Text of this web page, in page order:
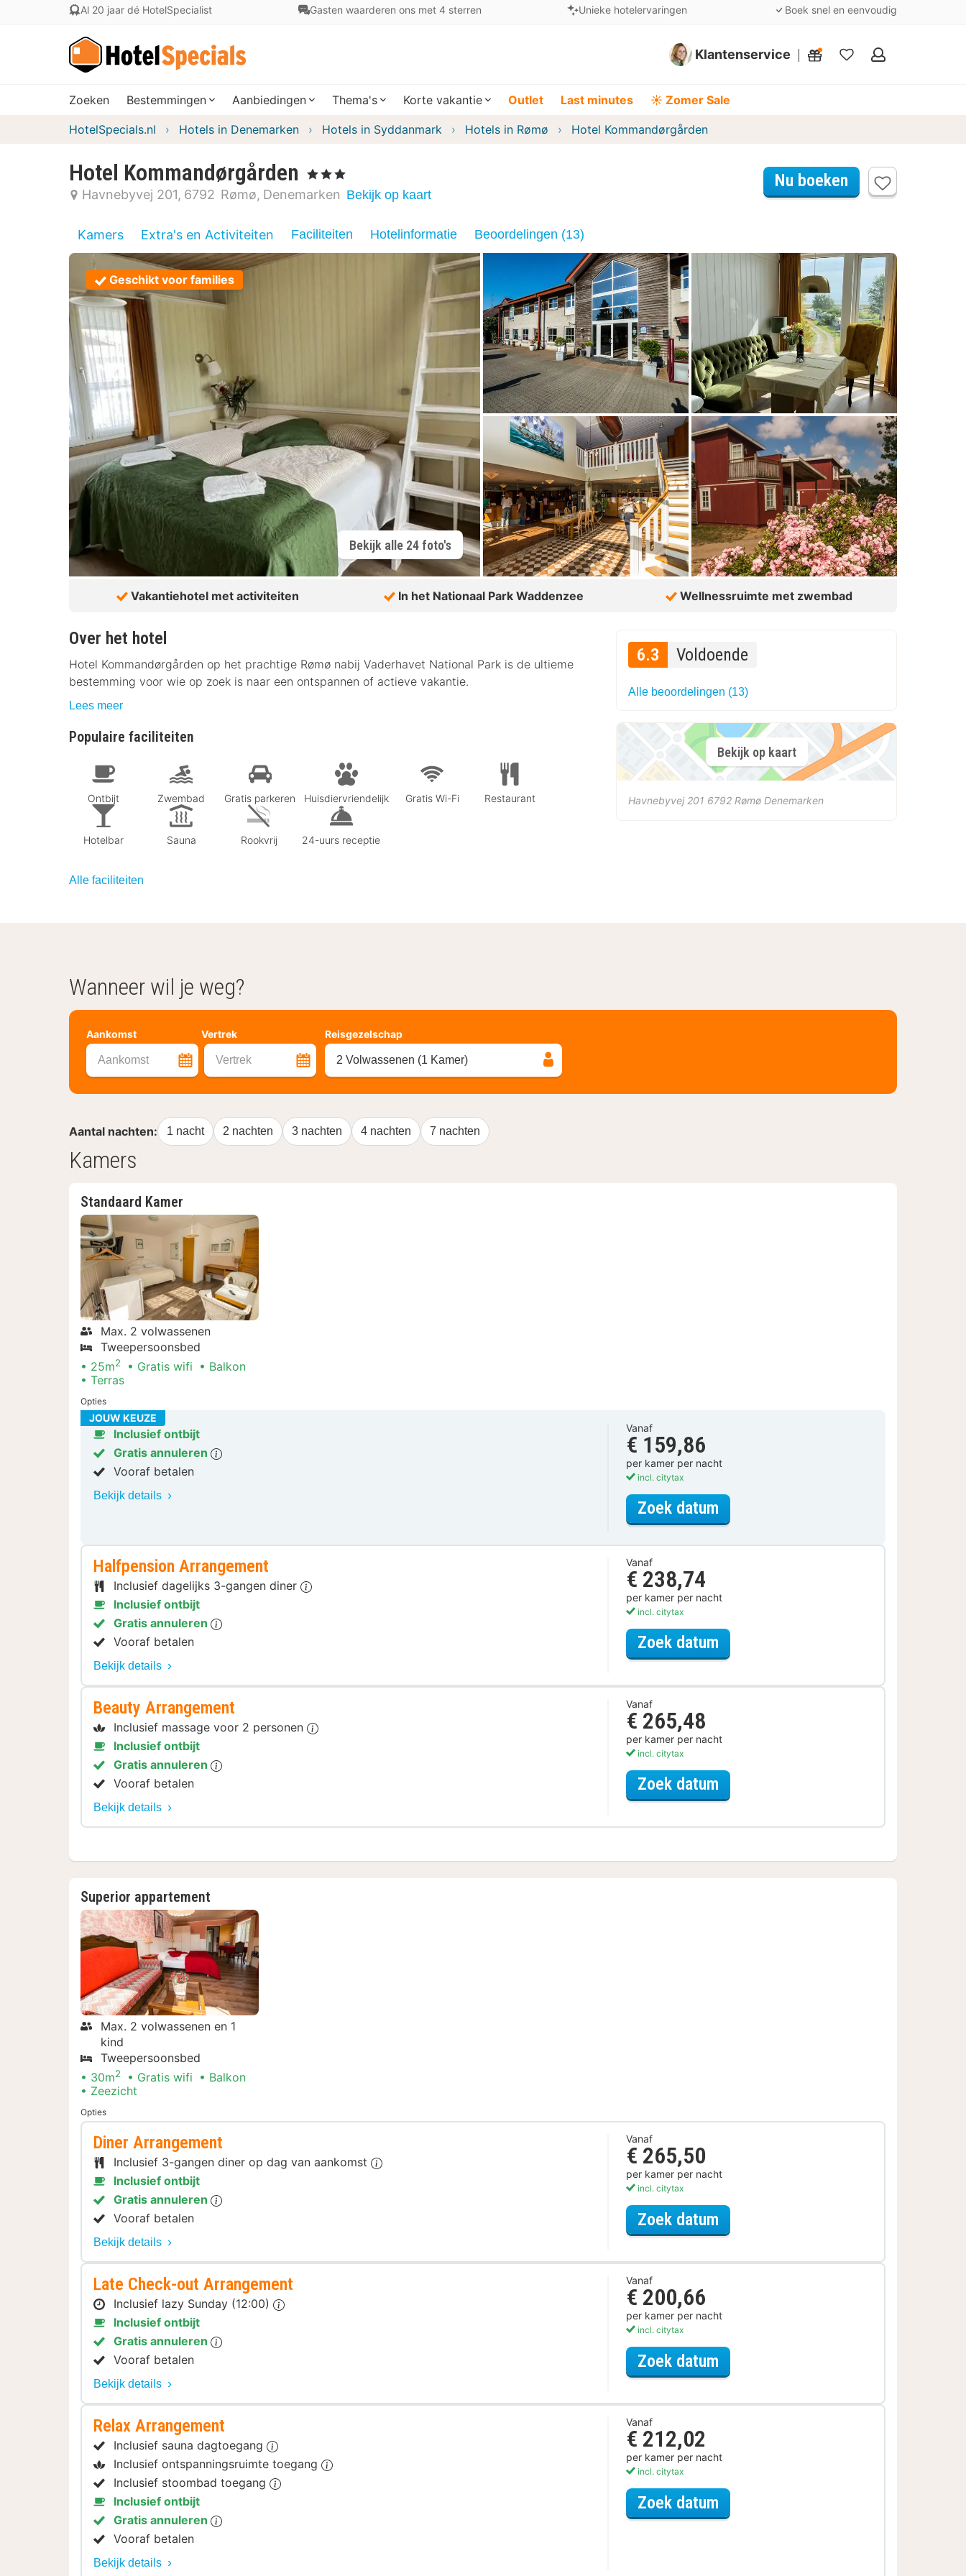
Al 20 jaar dé HotelSpecialist Gasten waarderen ons met 4 sterren Unieke hotelervaringen Boek snel en eenvoudig
Klantenservice
Mijn
Zoeken Bestemmingen Aanbiedingen Thema's Korte vakantie Outlet Last minutes ☀️ Zomer Sale
HotelSpecials.nl Hotels in Denemarken Hotels in Syddanmark Hotels in Rømø Hotel Kommandørgården
Hotel Kommandørgården , 3 Sterren
Havnebyvej 201 6792 Rømø Denemarken Bekijk op kaart
Nu boeken
Kamers Extra's en Activiteiten Faciliteiten Hotelinformatie Beoordelingen (13)
Geschikt voor families
Bekijk alle 24 foto's
Vakantiehotel met activiteiten In het Nationaal Park Waddenzee Wellnessruimte met zwembad
Over het hotel
Hotel Kommandørgården op het prachtige Rømø nabij Vaderhavet National Park is de ultieme
bestemming voor wie op zoek is naar een ontspannen of actieve vakantie.
Lees meer
Populaire faciliteiten
Ontbijt Zwembad Gratis parkeren Huisdiervriendelijk Gratis Wi-Fi Restaurant
Hotelbar Sauna Rookvrij 24-uurs receptie
Alle faciliteiten
6.3 Voldoende
Alle beoordelingen (13)
Bekijk op kaart
Havnebyvej 201 6792 Rømø Denemarken
Wanneer wil je weg?
Aankomst Vertrek
Aankomst Vertrek
Reisgezelschap
2 Volwassenen (1 Kamer)
Aantal nachten: 1 nacht 2 nachten 3 nachten 4 nachten 7 nachten
Kamers
Standaard Kamer
Max. 2 volwassenen
Tweepersoonsbed
25m2 Gratis wifi
Balkon
Terras
Opties
JOUW KEUZE
Inclusief ontbijt
Gratis annuleren
Vooraf betalen
Bekijk details
Vanaf
€ 159,86
per kamer per nacht
incl. citytax
Zoek datum
Halfpension Arrangement
Inclusief dagelijks 3-gangen diner
Inclusief ontbijt
Gratis annuleren
Vooraf betalen
Bekijk details
Vanaf
€ 238,74
per kamer per nacht
incl. citytax
Zoek datum
Beauty Arrangement
Inclusief massage voor 2 personen
Inclusief ontbijt
Gratis annuleren
Vooraf betalen
Bekijk details
Vanaf
€ 265,48
per kamer per nacht
incl. citytax
Zoek datum
Superior appartement
Max. 2 volwassenen en 1
kind
Tweepersoonsbed
30m2 Gratis wifi
Balkon
Zeezicht
Opties
Diner Arrangement
Inclusief 3-gangen diner op dag van aankomst
Inclusief ontbijt
Gratis annuleren
Vooraf betalen
Bekijk details
Vanaf
€ 265,50
per kamer per nacht
incl. citytax
Zoek datum
Late Check-out Arrangement
Inclusief lazy Sunday (12:00)
Inclusief ontbijt
Gratis annuleren
Vooraf betalen
Bekijk details
Vanaf
€ 200,66
per kamer per nacht
incl. citytax
Zoek datum
Relax Arrangement
Inclusief sauna dagtoegang
Inclusief ontspanningsruimte toegang
Inclusief stoombad toegang
Inclusief ontbijt
Gratis annuleren
Vooraf betalen
Bekijk details
Vanaf
€ 212,02
per kamer per nacht
incl. citytax
Zoek datum